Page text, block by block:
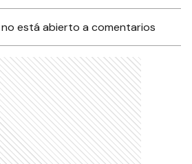
está abierto a comentarios